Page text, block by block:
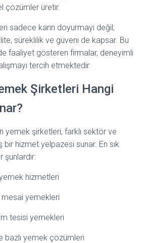
çözümler üretir.
sadece karın doyurmayı değil;
süreklilik ve güveni de kapsar. Bu
faaliyet gösteren firmalar, deneyimli
tercih etmektedir.
Şirketleri Hangi
yemek şirketleri, farklı sektör ve
hizmet yelpazesi sunar. En sık
hizmetleri
yemekleri
tesisi yemekleri
bazlı yemek çözümleri